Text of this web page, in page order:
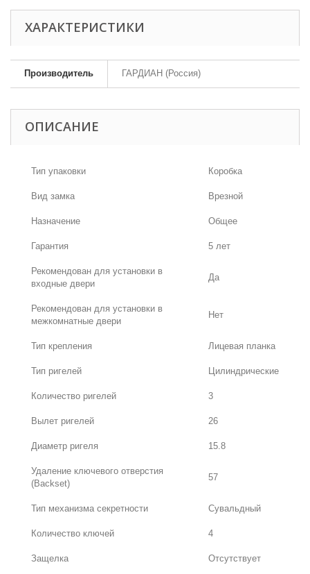
ХАРАКТЕРИСТИКИ
Производитель ГАРДИАН (Россия)
ОПИСАНИЕ
Тип упаковки Коробка
Вид замка Врезной
Назначение Общее
Гарантия 5 лет
Рекомендован для установки в
входные двери
Да
Рекомендован для установки в
межкомнатные двери
Нет
Тип крепления Лицевая планка
Тип ригелей Цилиндрические
Количество ригелей 3
Вылет ригелей 26
Диаметр ригеля 15.8
Удаление ключевого отверстия
(Backset)
57
Тип механизма секретности Сувальдный
Количество ключей 4
Защелка Отсутствует